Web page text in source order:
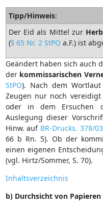
Tipp/Hinweis:
Der Eid als Mittel zur
(§ 65 Nr. 2 StPO a.F.) ist
Geändert haben sich auch
der kommissarischen
StPO). Nach dem
Zeugen nur noch
oder in dem Ersuchen
Auslegung dieser
Hinw. auf BR-Drucks. 378/03
66 b Rn. 5). Ob der
einen eigenen
(vgl. Hirtz/Sommer, S. 70).
Inhaltsverzeichnis
b) Durchsicht von Papieren